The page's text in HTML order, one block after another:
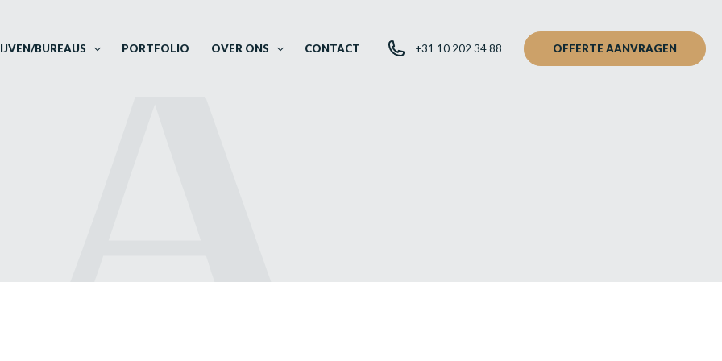
BUREAUS PORTFOLIO OVER ONS CONTACT +31 10 202 34 88 OFFERTE AANVRAGEN